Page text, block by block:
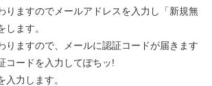
りますのでメールアドレスを入力し「新規無
します。
りますので、メールに認証コードが届きます
コードを入力してぽちッ!
入力します。